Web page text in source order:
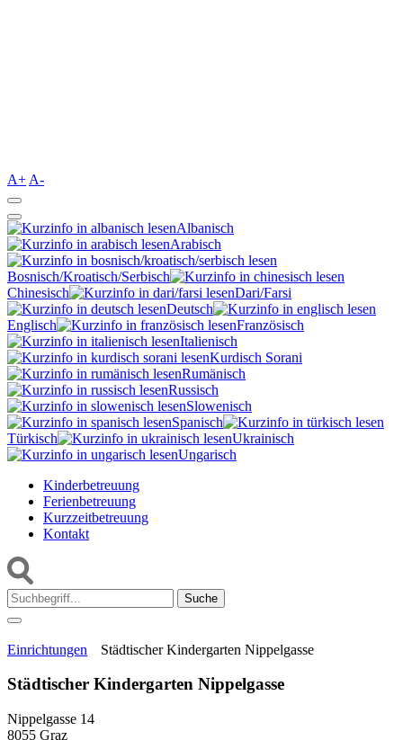
A+ A-
Albanisch
Arabisch
Bosnisch/Kroatisch/Serbisch
Chinesisch
Dari/Farsi
Deutsch
Englisch
Französisch
Italienisch
Kurdisch Sorani‎
Rumänisch
Russisch
Slowenisch
Spanisch
Türkisch
Ukrainisch
Ungarisch
Kinderbetreuung
Ferienbetreuung
Kurzzeitbetreuung
Kontakt
Suche:
Einrichtungen Städtischer Kindergarten Nippelgasse
Städtischer Kindergarten Nippelgasse
Nippelgasse 14
8055 Graz